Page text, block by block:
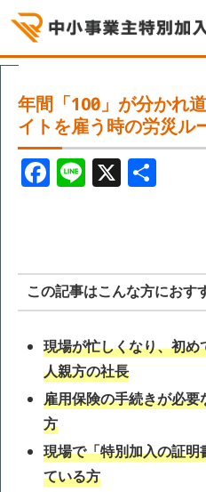
年間「100日」が分か
イトを雇う時の労災ル
F
a
b
o
o
k
Li
n
X
この記事はこんな方におす
現場が忙しくなり、初
人親方の社長
雇用保険の手続きが必
方
現場で「特別加入の証
ている方